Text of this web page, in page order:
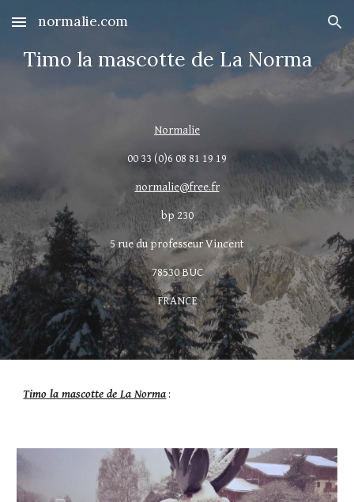
Skip to main content Skip to navigation
normalie.com
Timo la mascotte de La Norma
Normalie
00 33 (0)6 08 81 19 19
normalie@free.fr
bp 230
5 rue du professeur Vincent
78530 BUC
FRANCE
Timo la mascotte de La Norma :